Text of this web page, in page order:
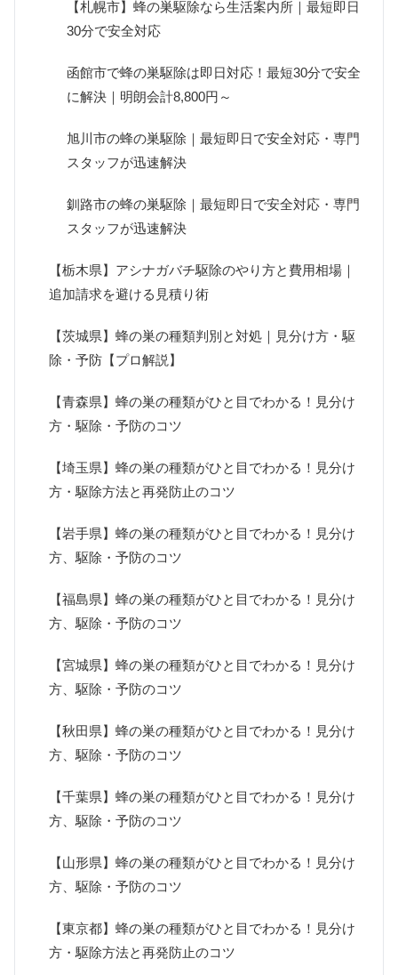
【札幌市】蜂の巣駆除なら生活案内所｜最短即日
30分で安全対応
函館市で蜂の巣駆除は即日対応！最短30分で安全
に解決｜明朗会計8,800円～
旭川市の蜂の巣駆除｜最短即日で安全対応・専門
スタッフが迅速解決
釧路市の蜂の巣駆除｜最短即日で安全対応・専門
スタッフが迅速解決
【栃木県】アシナガバチ駆除のやり方と費用相場｜
追加請求を避ける見積り術
【茨城県】蜂の巣の種類判別と対処｜見分け方・駆
除・予防【プロ解説】
【青森県】蜂の巣の種類がひと目でわかる！見分け
方・駆除・予防のコツ
【埼玉県】蜂の巣の種類がひと目でわかる！見分け
方・駆除方法と再発防止のコツ
【岩手県】蜂の巣の種類がひと目でわかる！見分け
方、駆除・予防のコツ
【福島県】蜂の巣の種類がひと目でわかる！見分け
方、駆除・予防のコツ
【宮城県】蜂の巣の種類がひと目でわかる！見分け
方、駆除・予防のコツ
【秋田県】蜂の巣の種類がひと目でわかる！見分け
方、駆除・予防のコツ
【千葉県】蜂の巣の種類がひと目でわかる！見分け
方、駆除・予防のコツ
【山形県】蜂の巣の種類がひと目でわかる！見分け
方、駆除・予防のコツ
【東京都】蜂の巣の種類がひと目でわかる！見分け
方・駆除方法と再発防止のコツ